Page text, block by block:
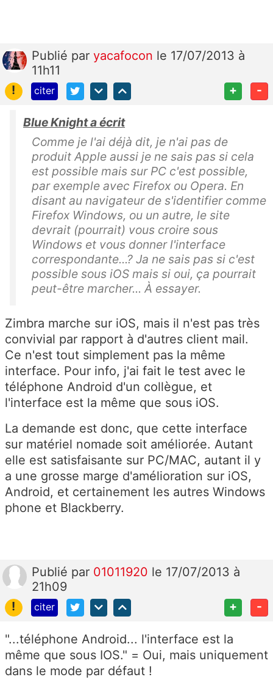
Publié par yacafocon le 17/07/2013 à
11h11
!
citer + -
Blue Knight a écrit
Comme je l'ai déjà dit, je n'ai pas de
produit Apple aussi je ne sais pas si cela
est possible mais sur PC c'est possible,
par exemple avec Firefox ou Opera. En
disant au navigateur de s'identifier comme
Firefox Windows, ou un autre, le site
devrait (pourrait) vous croire sous
Windows et vous donner l'interface
correspondante...? Ja ne sais pas si c'est
possible sous iOS mais si oui, ça pourrait
peut-être marcher... À essayer.
Zimbra marche sur iOS, mais il n'est pas très
convivial par rapport à d'autres client mail.
Ce n'est tout simplement pas la même
interface. Pour info, j'ai fait le test avec le
téléphone Android d'un collègue, et
l'interface est la même que sous iOS.
La demande est donc, que cette interface
sur matériel nomade soit améliorée. Autant
elle est satisfaisante sur PC/MAC, autant il y
a une grosse marge d'amélioration sur iOS,
Android, et certainement les autres Windows
phone et Blackberry.
Publié par 01011920 le 17/07/2013 à
21h09
!
citer + -
"...téléphone Android... l'interface est la
même que sous IOS." = Oui, mais uniquement
dans le mode par défaut !